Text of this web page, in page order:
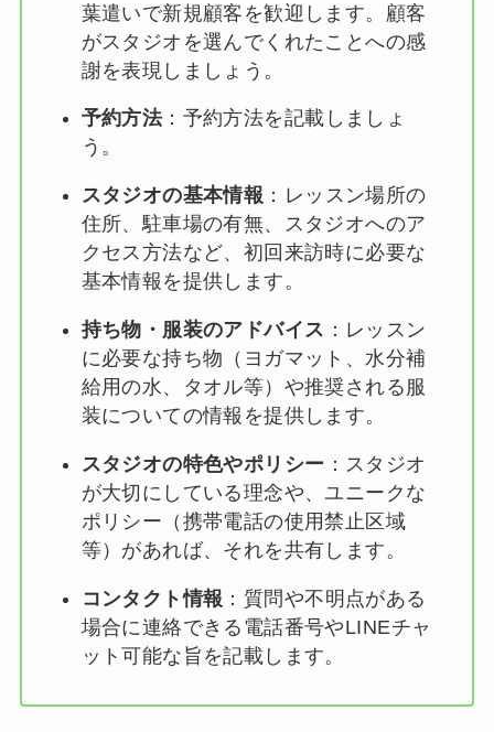
葉遣いで新規顧客を歓迎します。顧客
がスタジオを選んでくれたことへの感
謝を表現しましょう。
予約方法：予約方法を記載しましょ
う。
スタジオの基本情報 ：レッスン場所の
住所、駐車場の有無、スタジオへのア
クセス方法など、初回来訪時に必要な
基本情報を提供します。
持ち物・服装のアドバイス ：レッスン
に必要な持ち物（ヨガマット、水分補
給用の水、タオル等）や推奨される服
装についての情報を提供します。
スタジオの特色やポリシー ：スタジオ
が大切にしている理念や、ユニークな
ポリシー（携帯電話の使用禁止区域
等）があれば、それを共有します。
コンタクト情報 ：質問や不明点がある
場合に連絡できる電話番号やLINEチャ
ット可能な旨を記載します。